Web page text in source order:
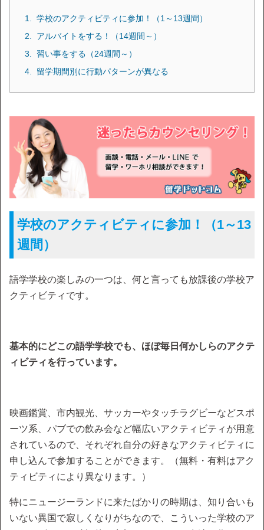
学校のアクティビティに参加！（1～13週間）
アルバイトをする！（14週間～）
習い事をする（24週間～）
留学期間別に行動パターンが異なる
学校のアクティビティに参加！（1～13
週間）
語学学校の楽しみの一つは、何と言っても放課後の学校ア
クティビティです。
基本的にどこの語学学校でも、ほぼ毎日何かしらのアクテ
ィビティを行っています。
映画鑑賞、市内観光、サッカーやタッチラグビーなどスポ
ーツ系、パブでの飲み会など幅広いアクティビティが用意
されているので、それぞれ自分の好きなアクティビティに
申し込んで参加することができます。（無料・有料はアク
ティビティにより異なります。）
特にニュージーランドに来たばかりの時期は、知り合いも
いない異国で寂しくなりがちなので、こういった学校のア